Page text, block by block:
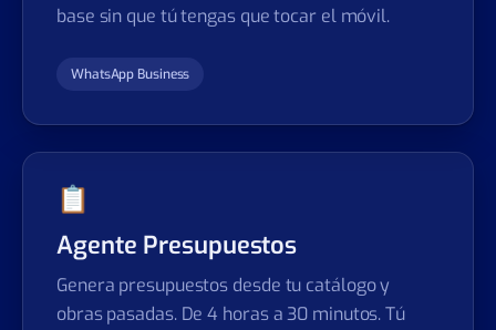
base sin que tú tengas que tocar el móvil.
WhatsApp Business
📋
Agente Presupuestos
Genera presupuestos desde tu catálogo y
obras pasadas. De 4 horas a 30 minutos. Tú